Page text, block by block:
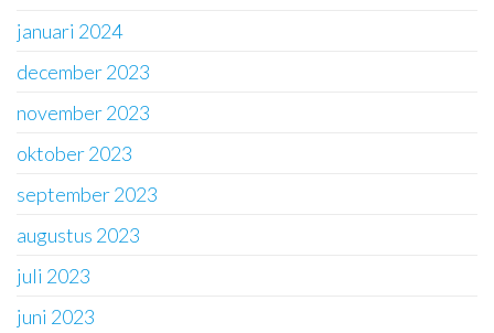
januari 2024
december 2023
november 2023
oktober 2023
september 2023
augustus 2023
juli 2023
juni 2023